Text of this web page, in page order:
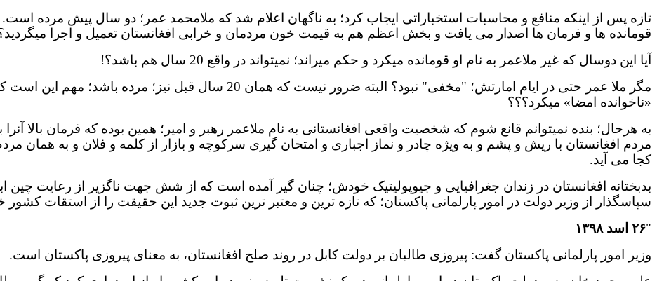
تازه پس از اینکه منافع و محاسبات استخباراتی ایجاب کرد؛ به ناگهان اعلام شد که ملامحمد عمر؛ دو سال پیش مرده
قومانده ها و فرمان ها اصدار می یافت و بخش اعظم هم به قیمت خون مردمان و خرابی افغانستان تعمیل و اجرا
آیا این دوسال که غیر ملاعمر به نام او قومانده میکرد و حکم میراند؛ نمیتواند در واقع 20 سال هم باشد؟!
مگر ملا عمر حتی در ایام امارتش؛ "مخفی" نبود؟ البته ضرور نیست که
«ناخوانده امضا» میکرد؟؟؟
به هرحال؛ بنده نمیتوانم قانع شوم که شخصیت واقعی افغانستانی به نام ملاعمر رهبر و امیر؛ همین بوده که فرمان بالا
مردم افغانستان با ریش و پشم و به ویژه چادر و نماز اجباری و امتحان گیری سرکوچه و بازار از کلمه و فلان و به همان
کجا می آید.
بدبختانه افغانستان در زندان جغرافیایی و جیوپولیتیک خودش؛ چنان گیر آمده است که از شش جهت ناگزیر از رعایت
سپاسگذار از وزیر دولت در امور پارلمانی پاکستان؛ که تازه ترین و معتبر ترین ثبوت جدید این حقیقت را از استقات
"۲۶ اسد ۱۳۹۸
وزیر امور پارلمانی پاکستان گفت: پیروزی طالبان بر دولت کابل در روند صلح افغانستان، به معنای پیروزی پاکستان است.